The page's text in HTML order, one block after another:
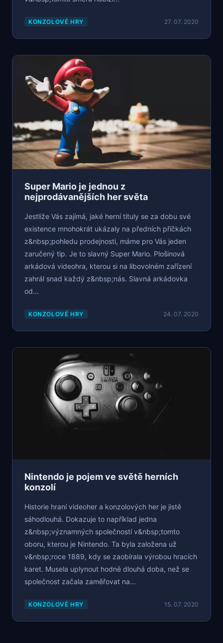
KONZOLOVÉ HRY 27. 07. 2020
Super Mario je jednou z
nejprodávanějších her světa
Jestliže Vás zajímá, jaké herní tituly se za dobu své
existence mnohokrát ukázaly na předních příčkách
z&nbsp;pohledu prodejnosti, máme pro Vás jeden
zaručený tip. Je to slavný Super Mario. Plošinová
arkádová videohra, kterou si na libovolném zařízení
zahrál snad každý z&nbsp;nás. Slavná arkádovka
od...
KONZOLOVÉ HRY 24. 07. 2020
Nintendo je pojem ve světě herních
konzolí
Historie hraní videoher a konzolových her je jistě
sáhodlouhá. Dokazuje to například jedna
z&nbsp;významných společností v&nbsp;tomto
oboru, kterou je Nintendo. Ta byla založena už
v&nbsp;roce 1889, kdy se zaobírala výrobou hracích
karet. Musela uplynout hodně dlouhá doba, než se
společnost začala zaměřovat na...
KONZOLOVÉ HRY 15. 07. 2020